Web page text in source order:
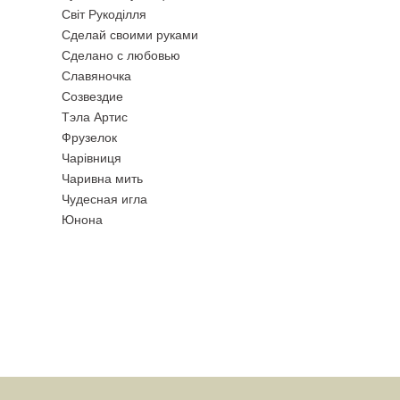
Свiт Рукодiлля
Сделай своими руками
Сделано с любовью
Славяночка
Созвездие
Тэла Артис
Фрузелок
Чарiвниця
Чаривна мить
Чудесная игла
Юнона